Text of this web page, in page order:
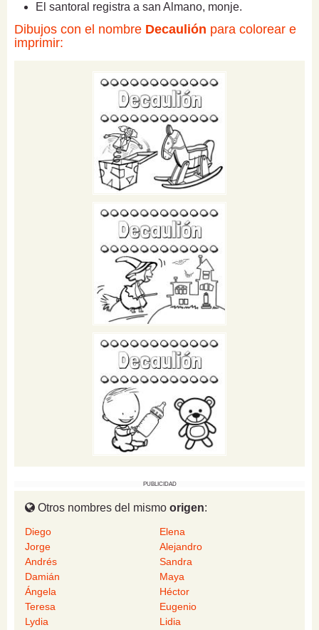
El santoral registra a san Almano, monje.
Dibujos con el nombre Decaulión para colorear e
imprimir:
PUBLICIDAD
Otros nombres del mismo origen:
Diego
Elena
Jorge
Alejandro
Andrés
Sandra
Damián
Maya
Ángela
Héctor
Teresa
Eugenio
Lydia
Lidia